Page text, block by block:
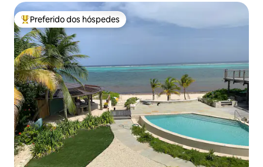
Entre os melhores preferidos dos hóspedes
Preferido dos hóspedes